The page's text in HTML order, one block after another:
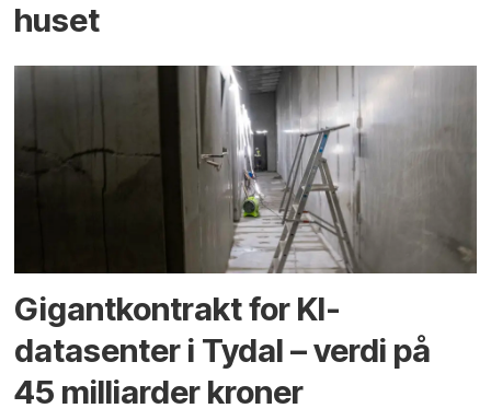
huset
Gigantkontrakt for KI-
datasenter i Tydal – verdi på
45 milliarder kroner